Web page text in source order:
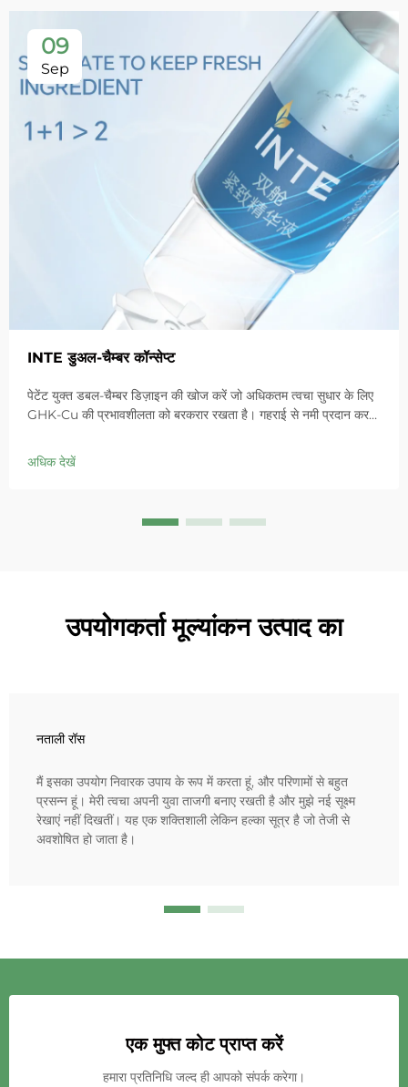
09
Sep
INTE डुअल-चैम्बर कॉन्सेप्ट
पेटेंट युक्त डबल-चैम्बर डिज़ाइन की खोज करें जो अधिकतम त्वचा सुधार के लिए
GHK-Cu की प्रभावशीलता को बरकरार रखता है। गहराई से नमी प्रदान करता
आज ही 'स्मॉल ब्लू चैम्बर' समाधान आजमाएं।
अधिक देखें
उपयोगकर्ता मूल्यांकन उत्पाद का
नताली रॉस
मैं इसका उपयोग निवारक उपाय के रूप में करता हूं, और परिणामों से बहुत
प्रसन्न हूं। मेरी त्वचा अपनी युवा ताजगी बनाए रखती है और मुझे नई सूक्ष्म
रेखाएं नहीं दिखतीं। यह एक शक्तिशाली लेकिन हल्का सूत्र है जो तेजी से
अवशोषित हो जाता है।
एक मुफ्त कोट प्राप्त करें
हमारा प्रतिनिधि जल्द ही आपको संपर्क करेगा।